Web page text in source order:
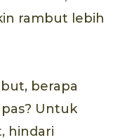
rambut lebih
berapa
Untuk
hindari